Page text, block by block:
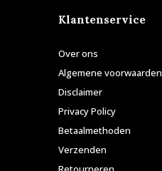
Klantenservice
Over ons
Algemene voorwaarden
Disclaimer
Privacy Policy
Betaalmethoden
Verzenden